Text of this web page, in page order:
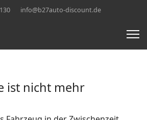
info@b27auto-discount.de
ist nicht mehr